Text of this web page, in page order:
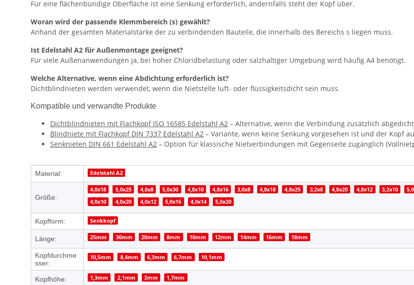
Für eine flächenbündige Oberfläche ist eine Senkung erforderlich, andernfalls steht der Kopf über.
Woran wird der passende Klemmbereich (s) gewählt?
Anhand der gesamten Materialstärke der zu verbindenden Bauteile, die innerhalb des Bereichs s liegen muss.
Ist Edelstahl A2 für Außenmontage geeignet?
Für viele Außenanwendungen ja, bei hoher Chloridbelastung oder salzhaltiger Umgebung wird häufig A4 benötigt.
Welche Alternative, wenn eine Abdichtung erforderlich ist?
Dichtblindnieten werden verwendet, wenn die Nietstelle luft- oder flüssigkeitsdicht sein muss.
Kompatible und verwandte Produkte
Dichtblindnieten mit Flachkopf ISO 16585 Edelstahl A2 – Alternative, wenn die Verbindung zusätzlich
Blindniete mit Flachkopf DIN 7337 Edelstahl A2 – Variante, wenn keine Senkung vorgesehen ist und der Kopf
Senknieten DIN 661 Edelstahl A2 – Option für klassische Nietverbindungen mit Gegenseite zugänglich
Produkteigenschaft
Wert
Material: Edelstahl A2
Größe:
4,0x18 5,0x25 4,8x8 5,0x30 4,8x10 4,8x16 3,0x8 4,8x18 4,8x25 3,2x8 4,8x20 4,8x12 3,2x10
4,0x10
4,0x20 4,0x12 5,0x16 4,0x14 5,0x20
Kopfform: Senkkopf
Länge: 25mm 30mm 20mm 8mm 10mm 12mm 14mm 16mm 18mm
Kopfdurchme
sser:
10,5mm 8,4mm 6,3mm 6,7mm 10,1mm
Kopfhöhe: 1,3mm 2,1mm 2mm 1,7mm